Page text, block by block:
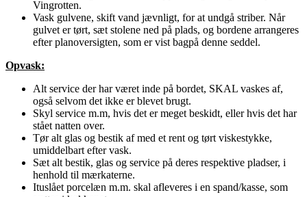
Vingrotten.
Vask gulvene, skift vand jævnligt, for at undgå striber. Når
gulvet er tørt, sæt stolene ned på plads, og bordene arrangeres
efter planoversigten, som er vist bagpå denne seddel.
Opvask:
Alt service der har været inde på bordet, SKAL vaskes af,
også selvom det ikke er blevet brugt.
Skyl service m.m, hvis det er meget beskidt, eller hvis det har
stået natten over.
Tør alt glas og bestik af med et rent og tørt viskestykke,
umiddelbart efter vask.
Sæt alt bestik, glas og service på deres respektive pladser, i
henhold til mærkaterne.
Ituslået porcelæn m.m. skal afleveres i en spand/kasse, som